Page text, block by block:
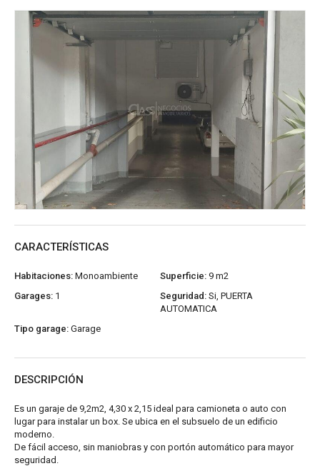
CARACTERÍSTICAS
Habitaciones: Monoambiente Superficie: 9 m2
Garages: 1 Seguridad: Si, PUERTA
AUTOMATICA
Tipo garage: Garage
DESCRIPCIÓN
Es un garaje de 9,2m2, 4,30 x 2,15 ideal para camioneta o auto con
lugar para instalar un box. Se ubica en el subsuelo de un edificio
moderno.
De fácil acceso, sin maniobras y con portón automático para mayor
seguridad.